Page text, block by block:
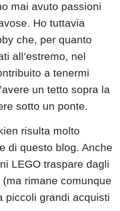
mai avuto passioni
Ho tuttavia
che, per quanto
all’estremo, nel
a tenermi
un tetto sopra la
sotto un ponte.
risulta molto
di questo blog. Anche
LEGO traspare dagli
rimane comunque
piccoli grandi acquisti